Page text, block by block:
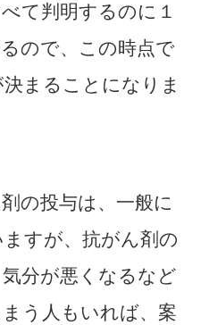
て判明するのに１
ので、この時点で
まることになりま
の投与は、一般に
すが、抗がん剤の
分が悪くなるなど
う人もいれば、案